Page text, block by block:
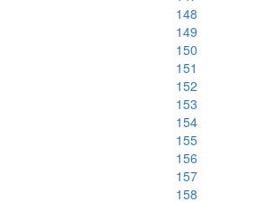
148
149
150
151
152
153
154
155
156
157
158